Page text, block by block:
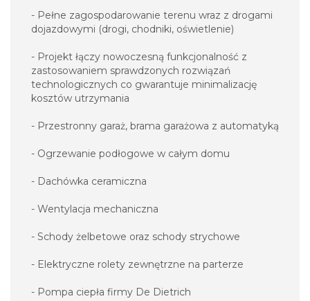
- Pełne zagospodarowanie terenu wraz z drogami
dojazdowymi (drogi, chodniki, oświetlenie)
- Projekt łączy nowoczesną funkcjonalność z
zastosowaniem sprawdzonych rozwiązań
technologicznych co gwarantuje minimalizację
kosztów utrzymania
- Przestronny garaż, brama garażowa z automatyką
- Ogrzewanie podłogowe w całym domu
- Dachówka ceramiczna
- Wentylacja mechaniczna
- Schody żelbetowe oraz schody strychowe
- Elektryczne rolety zewnętrzne na parterze
- Pompa ciepła firmy De Dietrich